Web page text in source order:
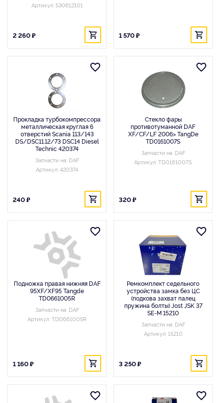
Артикул: 530612101
2 260 ₽ 1 570 ₽
Прокладка турбокомпрессора
металлическая круглая 6
отверстий Scania 113/143
DS/DSC11.12/73 DSC14 Diesel
Technic 420374
Запчасти на: DAF
Артикул: 420374
240 ₽
Стекло фары
противотуманной DAF
XF/CF/LF 2006> TangDe
TD0161007S
Запчасти на: DAF
Артикул: TD0161007S
320 ₽
Подножка правая нижняя DAF
95XF/XF95 Tangde
TD0661005R
Запчасти на: DAF
Артикул: TD0661005R
1 160 ₽
Ремкомплект седельного
устройства замка без ЦС
(подкова захват палец
пружина болты) Jost JSK 37
SE-M 15210
Запчасти на: DAF
Артикул: 15210
3 250 ₽